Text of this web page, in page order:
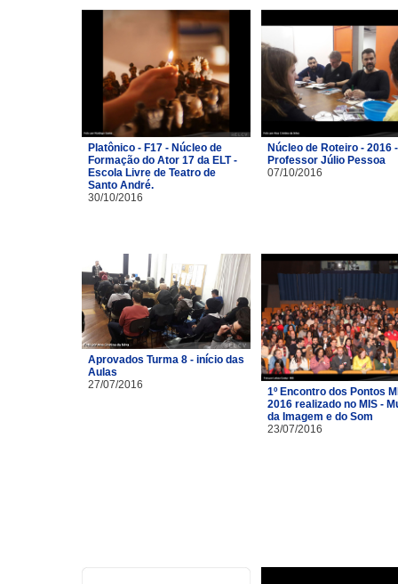
Platônico - F17 - Núcleo de
Formação do Ator 17 da ELT -
Escola Livre de Teatro de
Santo André.
30/10/2016
Núcleo de Roteiro - 2016 -
Professor Júlio Pessoa
07/10/2016
Aprovados Turma 8 - início das
Aulas
27/07/2016
1º Encontro dos Pontos
2016 realizado no MIS -
da Imagem e do Som
23/07/2016